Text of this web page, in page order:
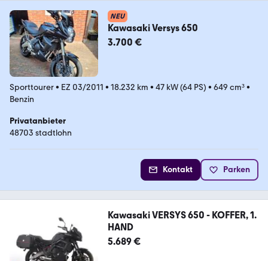
NEU
Kawasaki Versys 650
3.700 €
Sporttourer• EZ 03/2011 • 18.232 km • 47 kW (64 PS) • 649 cm³•
Benzin
Privatanbieter
48703 stadtlohn
Kontakt Parken
Kawasaki VERSYS 650 - KOFFER, 1.
HAND
5.689 €